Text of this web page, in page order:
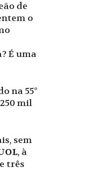
de
o
É uma
na 55°
mil
sem
, à
três